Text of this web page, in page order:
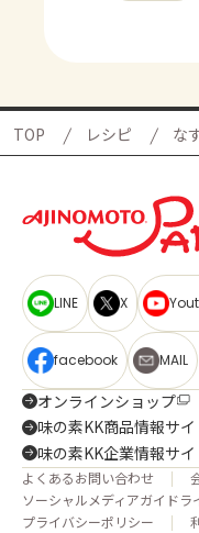
TOP レシピ な
LINE X
facebook MAIL
オンラインショップ
味の素KK商品情報サイ
味の素KK企業情報サイ
よくあるお問い合わせ
ソーシャルメディアガイドラ
プライバシーポリシー